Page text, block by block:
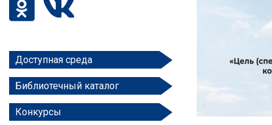
Доступная среда
Библиотечный каталог
Конкурсы